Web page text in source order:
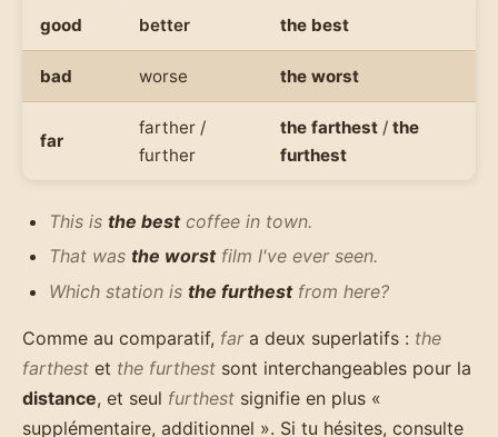
good better the best
bad worse the worst
far
farther /
further
the farthest / the
furthest
This is the bestcoffee in town.
That was the worstfilm I've ever seen.
Which station is the furthestfrom here?
Comme au comparatif, fara deux superlatifs : the
farthest et the furthest sont interchangeables pour la
distance, et seul furthest signifie en plus «
supplémentaire, additionnel ». Si tu hésites, consulte